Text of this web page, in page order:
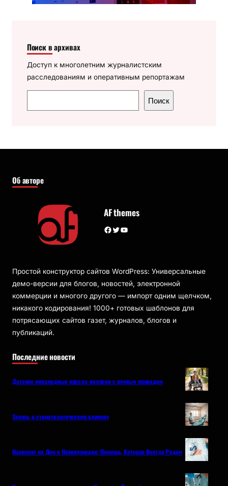
Поиск в архивах
Доступ к многолетним журналистским
расследованиям и оперативным репортажам
о
к
Поиск
Об авторе
AF themes
Facebook Twitter YouTube
Простой конструктор сайтов WordPress: Универсальные
демо-версии для блогов, новостей, электронной
коммерции и многого другого — импорт одним щелчком,
никакого кодирования! 1000+ готовых шаблонов для
потрясающих сайтов газет, журналов, блогов и
публикаций.
Последние новости
Детские инвалидные кресла-коляски с ручным приводом
Запись в стоматологическую клинику
Нарколог на Дом в Новокузнецке: Помощь, Которая Всегда Рядом